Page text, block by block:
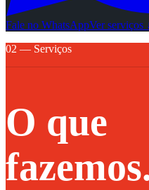
Fale no WhatsAppVer serviços
02 — Serviços
O que